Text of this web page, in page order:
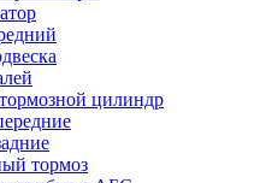
цилиндр
тормоз